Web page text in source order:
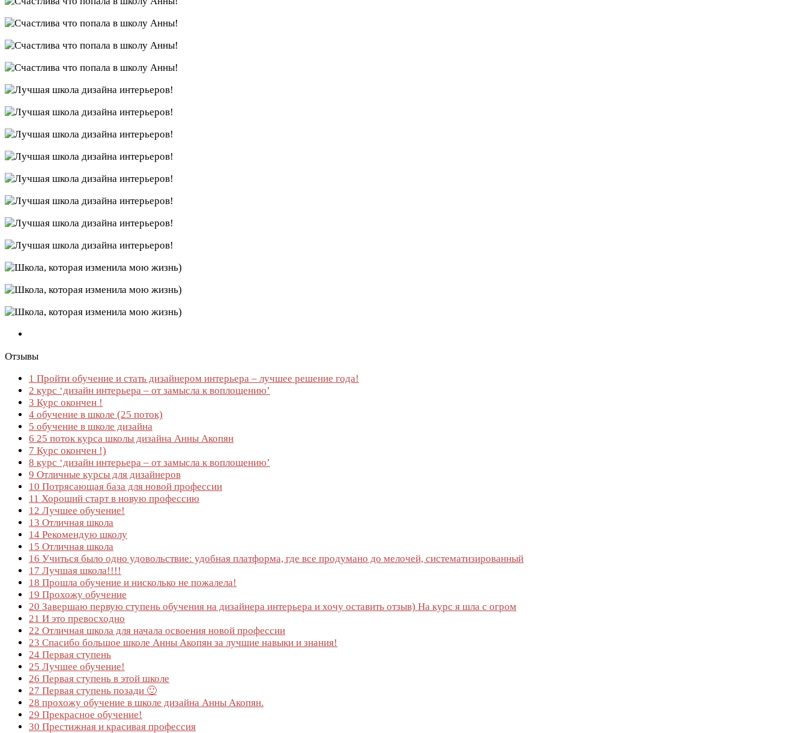
Отзывы
1 Пройти обучение и стать дизайнером интерьера – лучшее решение года!
2 курс ‘дизайн интерьера – от замысла к воплощению’
3 Курс окончен !
4 обучение в школе (25 поток)
5 обучение в школе дизайна
6 25 поток курса школы дизайна Анны Акопян
7 Курс окончен !)
8 курс ‘дизайн интерьера – от замысла к воплощению’
9 Отличные курсы для дизайнеров
10 Потрясающая база для новой профессии
11 Хороший старт в новую профессию
12 Лучшее обучение!
13 Отличная школа
14 Рекомендую школу
15 Отличная школа
16 Учиться было одно удовольствие: удобная платформа, где все продумано до мелочей, систематизированный
17 Лучшая школа!!!!
18 Прошла обучение и нисколько не пожалела!
19 Прохожу обучение
20 Завершаю первую ступень обучения на дизайнера интерьера и хочу оставить отзыв) На курс я шла с огром
21 И это превосходно
22 Отличная школа для начала освоения новой профессии
23 Спасибо большое школе Анны Акопян за лучшие навыки и знания!
24 Первая ступень
25 Лучшее обучение!
26 Первая ступень в этой школе
27 Первая ступень позади 🙂
28 прохожу обучение в школе дизайна Анны Акопян.
29 Прекрасное обучение!
30 Престижная и красивая профессия